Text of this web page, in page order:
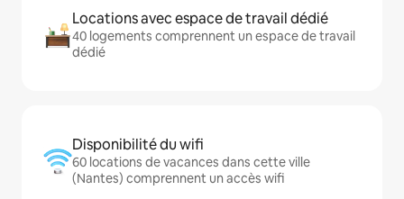
Locations avec espace de travail dédié
40 logements comprennent un espace de travail
dédié
Disponibilité du wifi
60 locations de vacances dans cette ville
(Nantes) comprennent un accès wifi